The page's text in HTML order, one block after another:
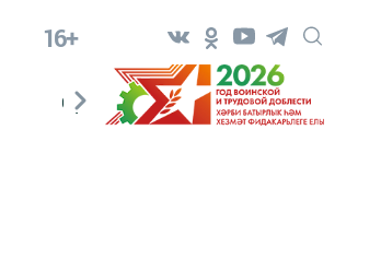
16+
Сүз тарихы Яшь хәбәрче